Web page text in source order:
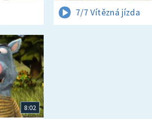
7/7 Vítězná jízda
8:02